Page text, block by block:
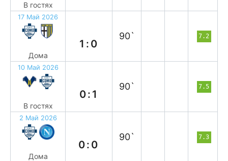
В гостях
17 Май 2026
Дома
1:0
90` 7.2
10 Май 2026
В гостях
0:1
90` 7.5
2 Май 2026
Дома
0:0
90` 7.3